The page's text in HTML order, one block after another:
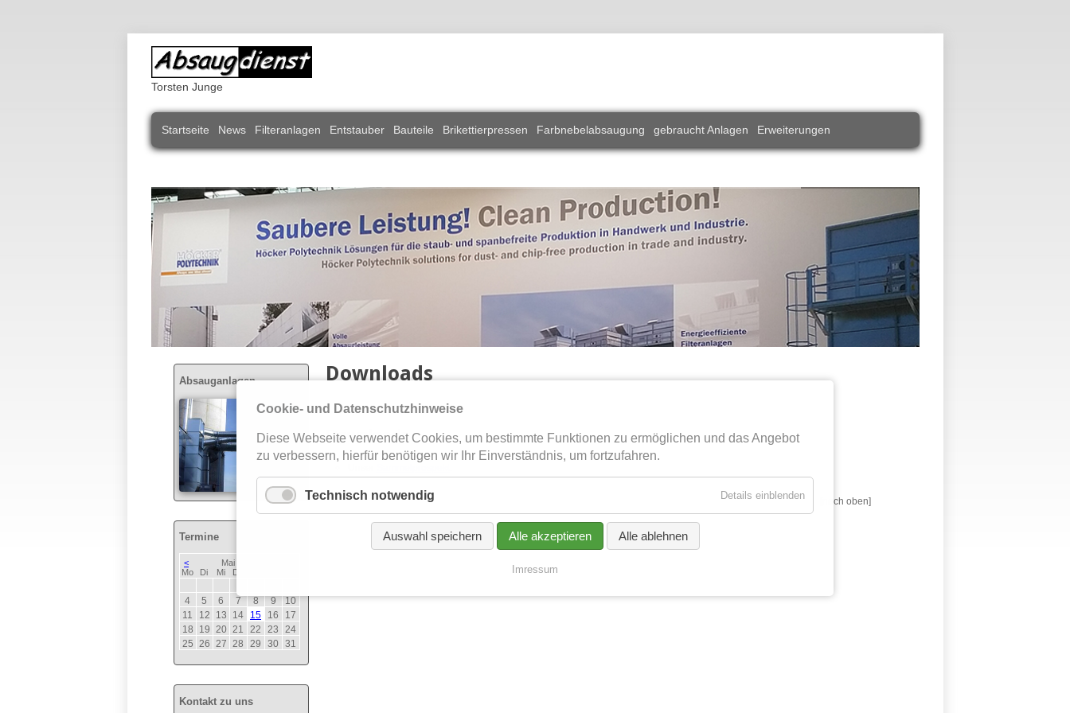
Torsten Junge
Navigation
Startseite News Filteranlagen Entstauber Bauteile Brikettierpressen Farbnebelabsaugung gebraucht Anlagen Erweiterungen
Downloads
Downloads
[nach oben]
Absauganlagen
Termine
< Mai 2026
Montag
Dienstag
Mittwoch
Do
4
5 6 7 8 9
10
11
12 13 14 15 16
17
18
19 20 21 22 23
24
25 26 27 28 29 30 31
Kontakt zu uns
Cookie- und Datenschutzhinweise
Diese Webseite verwendet Cookies, um bestimmte Funktionen zu ermöglichen und das Angebot
zu verbessern, hierfür benötigen wir Ihr Einverständnis, um fortzufahren.
Technisch notwendig Details einblenden
Auswahl speichern Alle akzeptieren Alle ablehnen
Imressum